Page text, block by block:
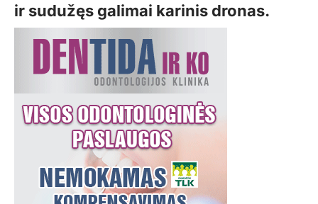
ir sudužęs galimai karinis dronas.